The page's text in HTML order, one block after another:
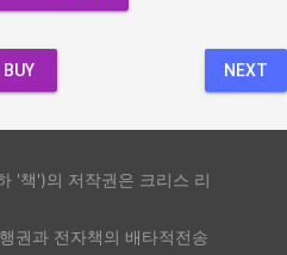
BUY NEXT
'책')의 저작권은 크리스 리
권과 전자책의 배타적전송